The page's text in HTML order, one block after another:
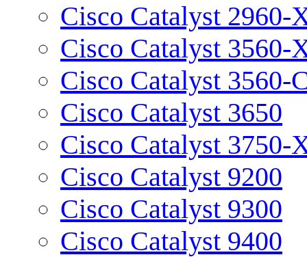
Cisco Catalyst 2960-
Cisco Catalyst 3560-
Cisco Catalyst 3560-
Cisco Catalyst 3650
Cisco Catalyst 3750-
Cisco Catalyst 9200
Cisco Catalyst 9300
Cisco Catalyst 9400